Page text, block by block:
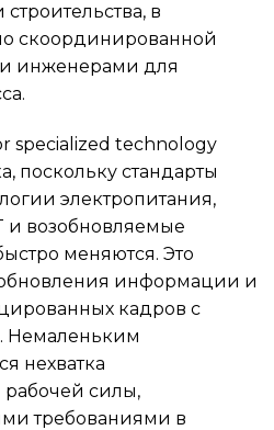
в
скоординированной
инженерами для
specialized technology
поскольку стандарты
электропитания,
и возобновляемые
меняются. Это
обновления информации и
кадров с
Немаленьким
нехватка
силы,
требованиями в